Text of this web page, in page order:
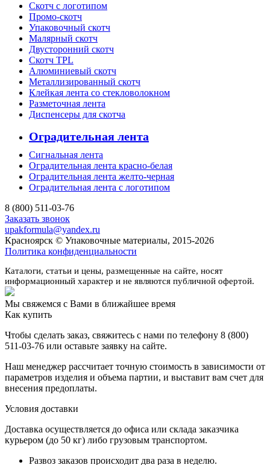
Скотч с логотипом
Промо-скотч
Упаковочный скотч
Малярный скотч
Двусторонний скотч
Скотч TPL
Алюминиевый скотч
Металлизированный скотч
Клейкая лента со стекловолокном
Разметочная лента
Диспенсеры для скотча
Оградительная лента
Сигнальная лента
Оградительная лента красно-белая
Оградительная лента желто-черная
Оградительная лента с логотипом
8 (800) 511-03-76
Заказать звонок
upakformula@yandex.ru
Красноярск © Упаковочные материалы, 2015-2026
Политика конфиденциальности
Каталоги, статьи и цены, размещенные на сайте, носят
информационный характер и не являются публичной офертой.
Мы свяжемся с Вами в ближайшее время
Как купить
Чтобы сделать заказ, свяжитесь с нами по телефону 8 (800)
511-03-76 или оставьте заявку на сайте.
Наш менеджер рассчитает точную стоимость в зависимости от
параметров изделия и объема партии, и выставит вам счет для
внесения предоплаты.
Условия доставки
Доставка осуществляется до офиса или склада заказчика
курьером (до 50 кг) либо грузовым транспортом.
Развоз заказов происходит два раза в неделю.